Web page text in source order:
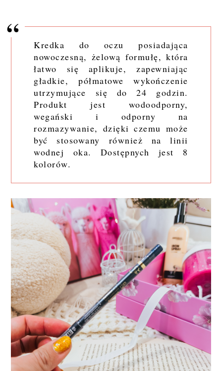
Kredka do oczu posiadająca
nowoczesną, żelową formułę, która
łatwo się aplikuje, zapewniając
gładkie, półmatowe wykończenie
utrzymujące się do 24 godzin.
Produkt jest wodoodporny,
wegański i odporny na
rozmazywanie, dzięki czemu może
być stosowany również na linii
wodnej oka. Dostępnych jest 8
kolorów.